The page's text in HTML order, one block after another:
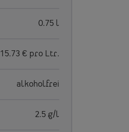
0.75 l
15.73 € pro Ltr.
alkoholfrei
2.5 g/l